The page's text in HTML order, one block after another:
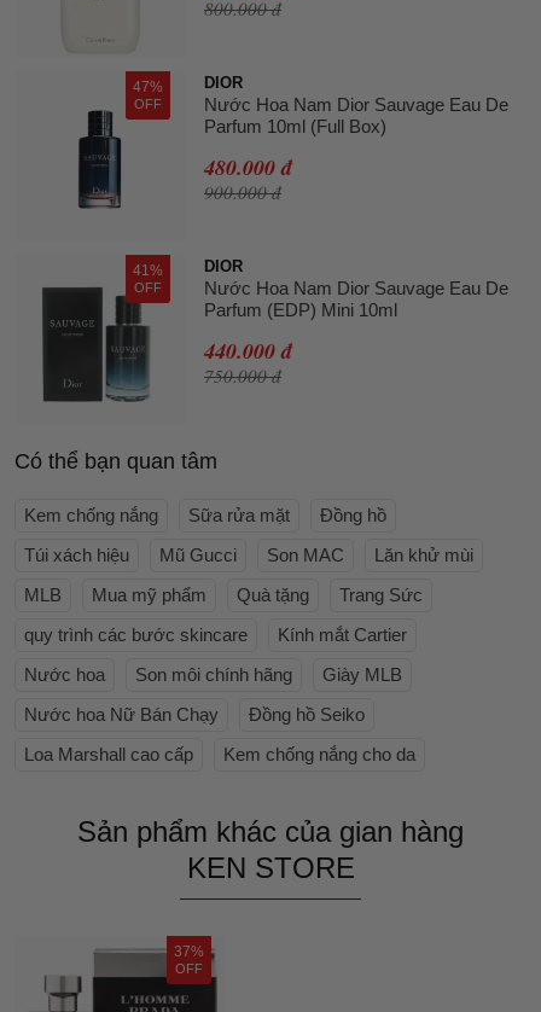
800.000 đ
47%
OFF
DIOR
Nước Hoa Nam Dior Sauvage Eau De
Parfum 10ml (Full Box)
480.000 đ
900.000 đ
41%
OFF
DIOR
Nước Hoa Nam Dior Sauvage Eau De
Parfum (EDP) Mini 10ml
440.000 đ
750.000 đ
Có thể bạn quan tâm
Kem chống nắng Sữa rửa mặt
Đồng hồ
Túi xách hiệu
Mũ Gucci Son MAC
Lăn khử mùi
MLB
Mua mỹ phẩm Quà tặng
Trang Sức
quy trình các bước skincare
Kính mắt Cartier
Nước hoa
Son môi chính hãng
Giày MLB
Nước hoa Nữ Bán Chạy
Đồng hồ Seiko
Loa Marshall cao cấp
Kem chống nắng cho da
Sản phẩm khác của gian hàng
KEN STORE
37%
OFF